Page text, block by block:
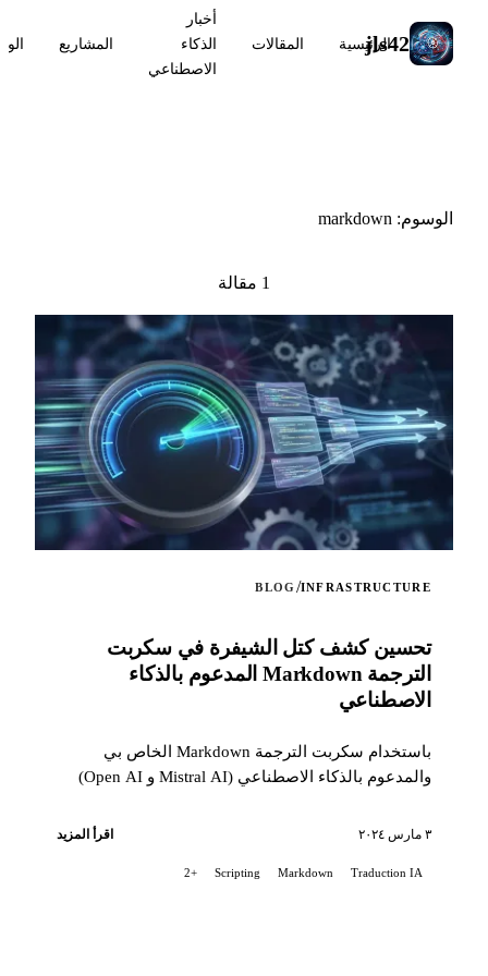
jls42
الرئيسية المقالات
أخبار
الذكاء
الاصطناعي
المشاريع
الوسوم: markdown
1 مقالة
INFRASTRUCTURE
/
BLOG
تحسين كشف كتل الشيفرة في سكربت
الترجمة Markdown المدعوم بالذكاء
الاصطناعي
باستخدام سكربت الترجمة Markdown الخاص بي
والمدعوم بالذكاء الاصطناعي (Mistral AI و Open AI)
GitLab، واجهت مشكلة تتطلب تحسينا دقيقا في معالجة
٣ مارس ٢٠٢٤ اقرأ المزيد
Traduction IA
Markdown
Scripting
+2